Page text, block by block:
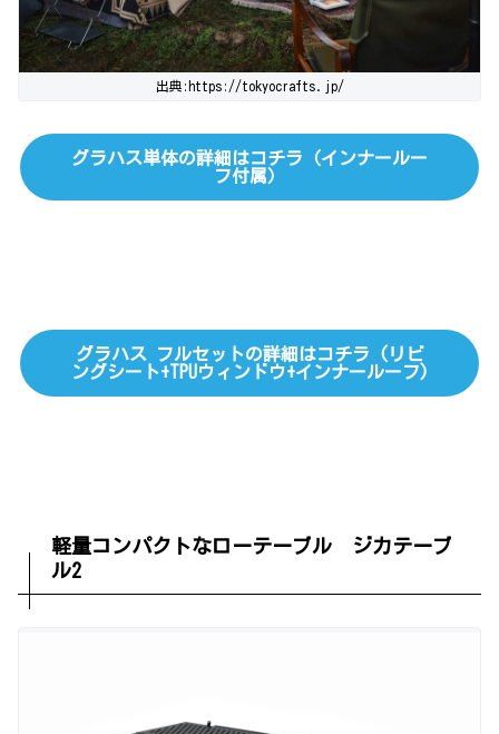
出典:https://tokyocrafts.jp/
グラハス単体の詳細はコチラ（インナールー
フ付属）
グラハス フルセットの詳細はコチラ (リビ
ングシート+TPUウィンドウ+インナールーフ)
軽量コンパクトなローテーブル ジカテーブ
ル2